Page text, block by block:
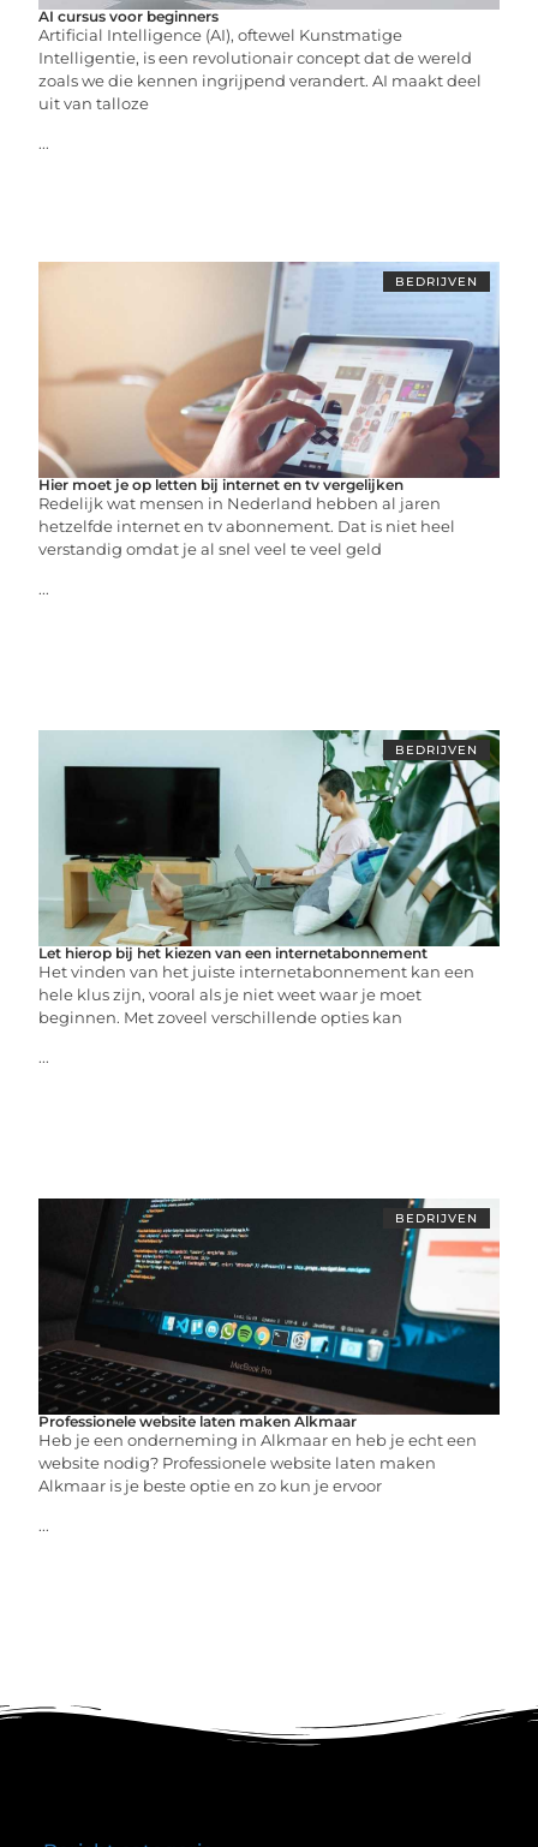
AI cursus voor beginners
Artificial Intelligence (AI), oftewel Kunstmatige
Intelligentie, is een revolutionair concept dat de wereld
zoals we die kennen ingrijpend verandert. AI maakt deel
uit van talloze
...
BEDRIJVEN
Hier moet je op letten bij internet en tv vergelijken
Redelijk wat mensen in Nederland hebben al jaren
hetzelfde internet en tv abonnement. Dat is niet heel
verstandig omdat je al snel veel te veel geld
...
BEDRIJVEN
Let hierop bij het kiezen van een internetabonnement
Het vinden van het juiste internetabonnement kan een
hele klus zijn, vooral als je niet weet waar je moet
beginnen. Met zoveel verschillende opties kan
...
BEDRIJVEN
Professionele website laten maken Alkmaar
Heb je een onderneming in Alkmaar en heb je echt een
website nodig? Professionele website laten maken
Alkmaar is je beste optie en zo kun je ervoor
...